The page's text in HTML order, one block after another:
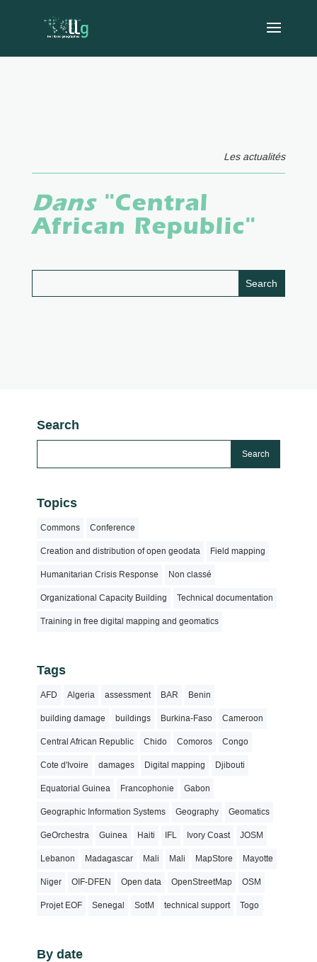
Les actualités
Dans"Central
African Republic"
Search
Topics
Commons Conference
Creation and distribution of open geodata Field mapping
Humanitarian Crisis Response Non classé
Organizational Capacity Building Technical documentation
Training in free digital mapping and geomatics
Tags
AFD Algeria assessment BAR Benin
building damage buildings Burkina-Faso Cameroon
Central African Republic Chido Comoros Congo
Cote d'Ivoire damages Digital mapping Djibouti
Equatorial Guinea Francophonie Gabon
Geographic Information Systems Geography Geomatics
GeOrchestra Guinea Haiti IFL Ivory Coast JOSM
Lebanon Madagascar Mali Mali MapStore Mayotte
Niger OIF-DFEN Open data OpenStreetMap OSM
Projet EOF Senegal SotM technical support Togo
By date